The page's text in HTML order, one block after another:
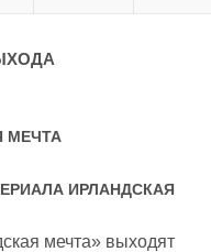
МЕЧТА
ИРЛАНДСКАЯ
мечта» выходят